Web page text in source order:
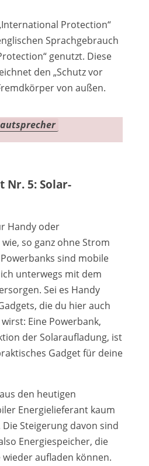
Protection“
Sprachgebrauch
genutzt. Diese
den „Schutz vor
von außen.
Nr. 5: Solar-
Handy oder
so ganz ohne Strom
sind mobile
unterwegs mit dem
Sei es Handy
die du hier auch
Eine Powerbank,
der Solaraufladung, ist
Gadget für deine
den heutigen
Energielieferant kaum
Steigerung davon sind
Energiespeicher, die
aufladen können.